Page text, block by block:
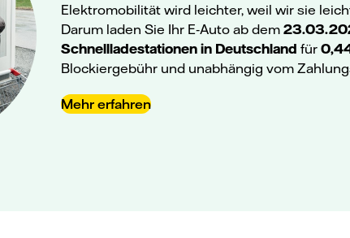
Elektromobilität wird leichter, weil wir sie
Darum laden Sie Ihr E‑Auto ab dem
Schnellladestationen in Deutschland für
Blockiergebühr und unabhängig vom
Mehr erfahren